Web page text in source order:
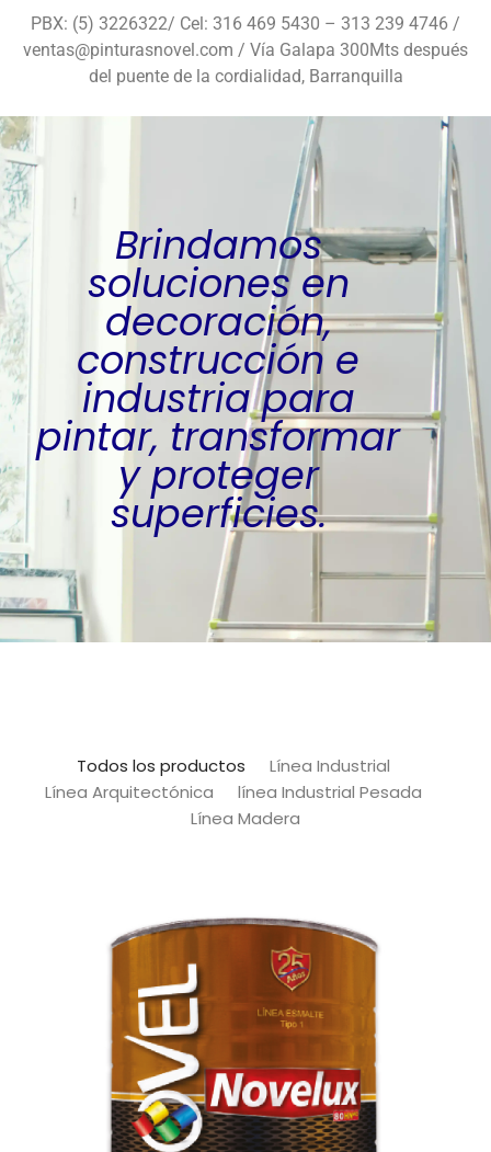
PBX: (5) 3226322/ Cel: 316 469 5430 – 313 239 4746 /
ventas@pinturasnovel.com / Vía Galapa 300Mts después
del puente de la cordialidad, Barranquilla
Brindamos
soluciones en
decoración,
construcción e
industria para
pintar, transformar
y proteger
superficies.
Todos los productos
Línea Industrial
Línea Arquitectónica
línea Industrial Pesada
Línea Madera